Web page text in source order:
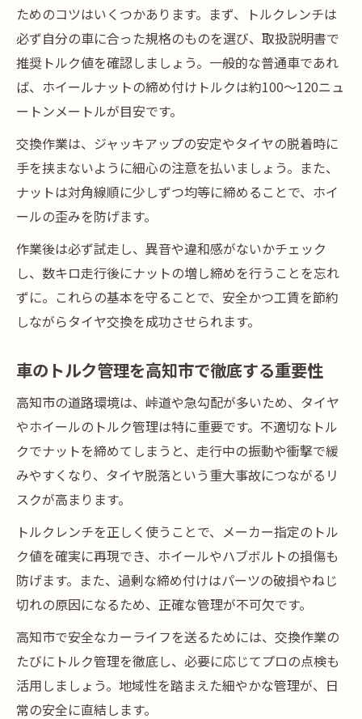
ためのコツはいくつかあります。まず、トルクレンチは
必ず自分の車に合った規格のものを選び、取扱説明書で
推奨トルク値を確認しましょう。一般的な普通車であれ
ば、ホイールナットの締め付けトルクは約100～120ニュ
ートンメートルが目安です。
交換作業は、ジャッキアップの安定やタイヤの脱着時に
手を挟まないように細心の注意を払いましょう。また、
ナットは対角線順に少しずつ均等に締めることで、ホイ
ールの歪みを防げます。
作業後は必ず試走し、異音や違和感がないかチェック
し、数キロ走行後にナットの増し締めを行うことを忘れ
ずに。これらの基本を守ることで、安全かつ工賃を節約
しながらタイヤ交換を成功させられます。
車のトルク管理を高知市で徹底する重要性
高知市の道路環境は、峠道や急勾配が多いため、タイヤ
やホイールのトルク管理は特に重要です。不適切なトル
クでナットを締めてしまうと、走行中の振動や衝撃で緩
みやすくなり、タイヤ脱落という重大事故につながるリ
スクが高まります。
トルクレンチを正しく使うことで、メーカー指定のトル
ク値を確実に再現でき、ホイールやハブボルトの損傷も
防げます。また、過剰な締め付けはパーツの破損やねじ
切れの原因になるため、正確な管理が不可欠です。
高知市で安全なカーライフを送るためには、交換作業の
たびにトルク管理を徹底し、必要に応じてプロの点検も
活用しましょう。地域性を踏まえた細やかな管理が、日
常の安全に直結します。